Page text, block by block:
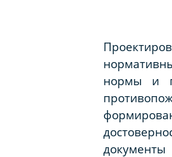
нормы и